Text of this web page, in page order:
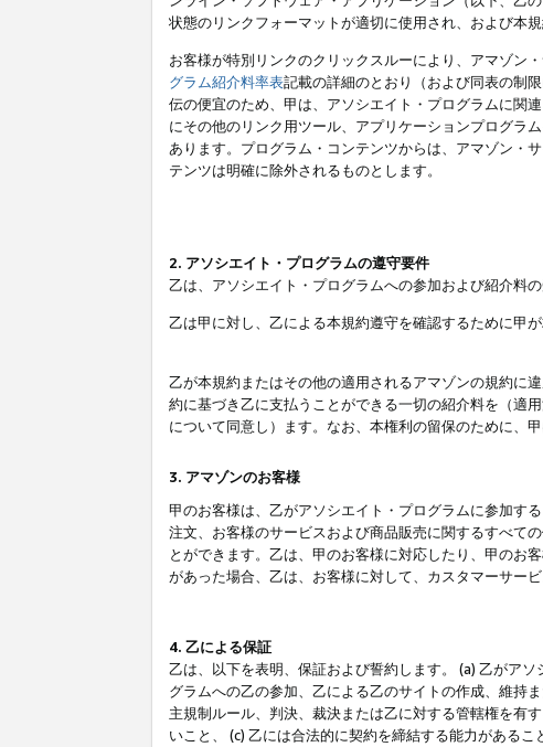
状態のリンクフォーマットが適切に使用され、および本
お客様が特別リンクのクリックスルーにより、アマゾン
グラム紹介料率表記載の詳細のとおり（および同表の制
伝の便宜のため、甲は、アソシエイト・プログラムに関
にその他のリンク用ツール、アプリケーションプログラ
あります。プログラム・コンテンツからは、アマゾン・
テンツは明確に除外されるものとします。
2. アソシエイト・プログラムの遵守要件
乙は、アソシエイト・プログラムへの参加および紹介料
乙は甲に対し、乙による本規約遵守を確認するために甲
乙が本規約またはその他の適用されるアマゾンの規約に
約に基づき乙に支払うことができる一切の紹介料を（適
について同意し）ます。なお、本権利の留保のために、
3. アマゾンのお客様
甲のお客様は、乙がアソシエイト・プログラムに参加す
注文、お客様のサービスおよび商品販売に関するすべて
とができます。乙は、甲のお客様に対応したり、甲のお
があった場合、乙は、お客様に対して、カスタマーサー
4. 乙による保証
乙は、以下を表明、保証および誓約します。 (a) 乙がア
グラムへの乙の参加、乙による乙のサイトの作成、維持
主規制ルール、判決、裁決または乙に対する管轄権を有
いこと、 (c) 乙には合法的に契約を締結する能力がある